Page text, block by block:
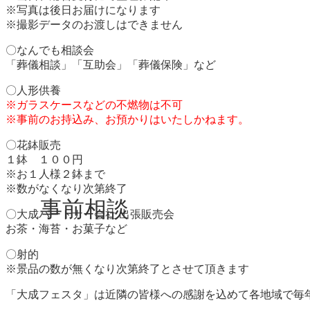
事前相談
※写真は後日お届けになります
※撮影データのお渡しはできません
〇なんでも相談会
「葬儀相談」「互助会」「葬儀保険」など
〇人形供養
※ガラスケースなどの不燃物は不可
※事前のお持込み、お預かりはいたしかねます。
〇花鉢販売
１鉢 １００円
※お１人様２鉢まで
※数がなくなり次第終了
〇大成パートナー会社 出張販売会
お茶・海苔・お菓子など
〇射的
※景品の数が無くなり次第終了とさせて頂きます
「大成フェスタ」は近隣の皆様への感謝を込めて各地域で毎